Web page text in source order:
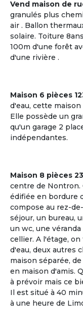
Vend maison de
granulés plus
air . Ballon
solaire. Toiture
100m d'une forêt
d'une rivière .
Maison 6 pièces
d'eau, cette
Elle possède un
qu'un garage 2
indépendantes.
Maison 8 pièces
centre de Nontron.
édifiée en bordure
compose au rez-
séjour, un bureau,
un wc, une
cellier. A l'étage,
d'eau, deux autres
maison séparée,
en maison d'amis.
à prévoir mais ce
Il est situé à 40
à une heure de
20
Plazac
Budget
Plazac,
Aquitaine
M'inscrire et